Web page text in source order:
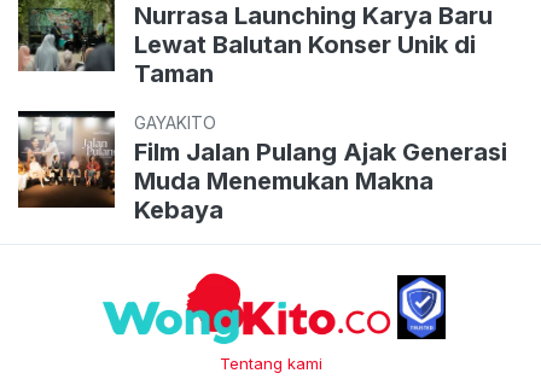
Nurrasa Launching Karya Baru
Lewat Balutan Konser Unik di
Taman
GAYAKITO
Film Jalan Pulang Ajak Generasi
Muda Menemukan Makna
Kebaya
Tentang kami